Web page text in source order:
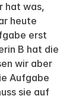
hat was,
heute
erst
B hat die
wir aber
Aufgabe
sie auf